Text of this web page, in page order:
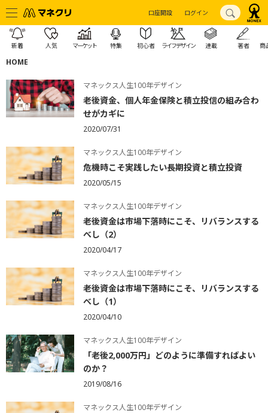
口座開設 ログイン
新着 人気 マーケット 特集 初心者 ライフデザイン 連載 著者 商
HOME
マネックス人生100年デザイン
老後資金、個人年金保険と積立投信の組み合わ
せがカギに
2020/07/31
マネックス人生100年デザイン
危機時こそ実践したい長期投資と積立投資
2020/05/15
マネックス人生100年デザイン
老後資金は市場下落時にこそ、リバランスする
べし（2）
2020/04/17
マネックス人生100年デザイン
老後資金は市場下落時にこそ、リバランスする
べし（1）
2020/04/10
マネックス人生100年デザイン
「老後2,000万円」どのように準備すればよい
のか？
2019/08/16
マネックス人生100年デザイン